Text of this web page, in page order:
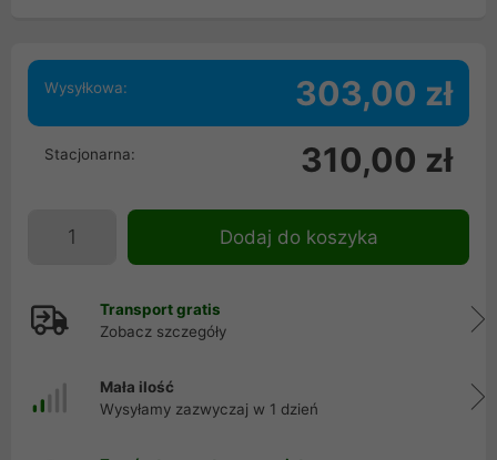
Wysyłkowa: 303,00 zł
Stacjonarna: 310,00 zł
Dodaj do koszyka
Transport gratis
Zobacz szczegóły
Mała ilość
Wysyłamy zazwyczaj w 1 dzień